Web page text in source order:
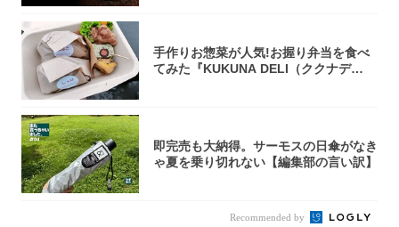
手作りお惣菜が人気!お握り弁当を食べ
てみた『KUKUNA DELI（ククナデ
即完売も大納得。サーモスの日傘がなき
ゃ夏を乗り切れない【編集部の言い訳】
Recommended by